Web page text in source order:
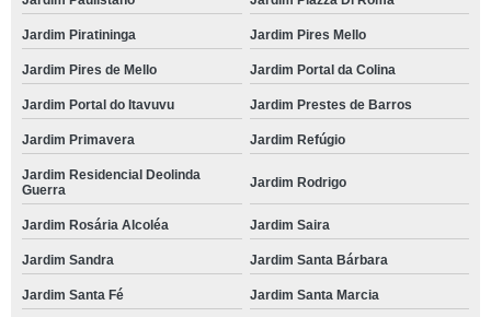
Jardim Piratininga Jardim Pires Mello
Jardim Pires de Mello Jardim Portal da Colina
Jardim Portal do Itavuvu Jardim Prestes de Barros
Jardim Primavera Jardim Refúgio
Jardim Residencial Deolinda
Guerra
Jardim Rodrigo
Jardim Rosária Alcoléa Jardim Saira
Jardim Sandra Jardim Santa Bárbara
Jardim Santa Fé Jardim Santa Marcia